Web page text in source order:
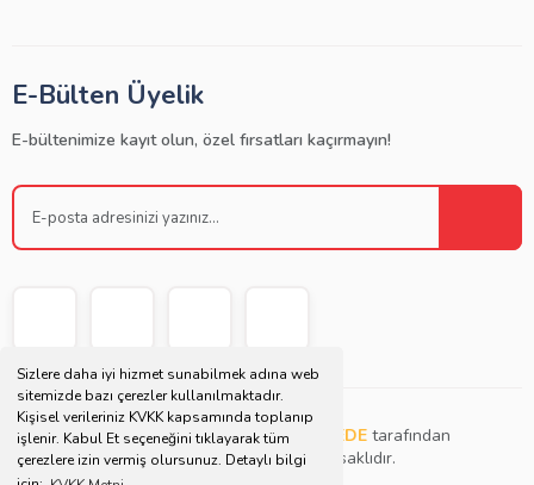
Sizlere daha iyi hizmet sunabilmek adına web
sitemizde bazı çerezler kullanılmaktadır.
Kişisel verileriniz KVKK kapsamında toplanıp
işlenir. Kabul Et seçeneğini tıklayarak tüm
çerezlere izin vermiş olursunuz. Detaylı bilgi
E-Bülten Üyelik
E-bültenimize kayıt olun, özel fırsatları kaçırmayın!
Copyright © 2021 | Bu websitesiMüjdat DEDE tarafından
tasarlanmış ve düzenlenmiştir. Tüm hakları saklıdır.